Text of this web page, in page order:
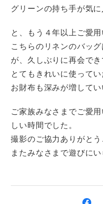
グリーンの持ち手が気に
と、もう４年以上ご愛用
こちらのリネンのバッ
が、久しぶりに再会でき
とてもきれいに使って
お財布も深みが増してい
ご家族みなさまでご愛
しい時間でした。
撮影のご協力ありがとう
またみなさまで遊びに